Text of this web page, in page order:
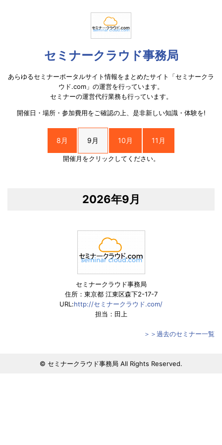
セミナークラウド事務局
あらゆるセミナーポータルサイト情報をまとめたサイト「セミナークラ
ウド.com」の運営を行っています。
セミナーの運営代行業務も行っています。
開催日・場所・参加費用をご確認の上、是非新しい知識・体験を!
8月 9月 10月 11月
開催月をクリックしてください。
2026年9月
セミナークラウド事務局
住所：東京都 江東区森下2-17-7
URL:http://セミナークラウド.com/
担当：田上
＞＞過去のセミナー一覧
© セミナークラウド事務局 All Rights Reserved.